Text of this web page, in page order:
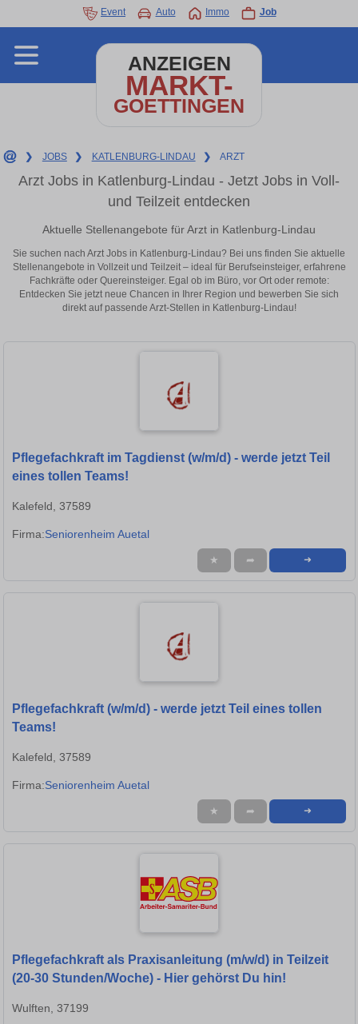
Event Auto Immo Job
ANZEIGEN
MARKT-
GOETTINGEN
❯ JOBS ❯ KATLENBURG-LINDAU ❯ ARZT
Arzt Jobs in Katlenburg-Lindau - Jetzt Jobs in Voll-
und Teilzeit entdecken
Aktuelle Stellenangebote für Arzt in Katlenburg-Lindau
Sie suchen nach Arzt Jobs in Katlenburg-Lindau? Bei uns finden Sie aktuelle
Stellenangebote in Vollzeit und Teilzeit – ideal für Berufseinsteiger, erfahrene
Fachkräfte oder Quereinsteiger. Egal ob im Büro, vor Ort oder remote:
Entdecken Sie jetzt neue Chancen in Ihrer Region und bewerben Sie sich
direkt auf passende Arzt-Stellen in Katlenburg-Lindau!
Pflegefachkraft im Tagdienst (w/m/d) - werde jetzt Teil
eines tollen Teams!
Kalefeld, 37589
Firma:Seniorenheim Auetal
★ ➦ ➜
Pflegefachkraft (w/m/d) - werde jetzt Teil eines tollen
Teams!
Kalefeld, 37589
Firma:Seniorenheim Auetal
★ ➦ ➜
Pflegefachkraft als Praxisanleitung (m/w/d) in Teilzeit
(20-30 Stunden/Woche) - Hier gehörst Du hin!
Wulften, 37199